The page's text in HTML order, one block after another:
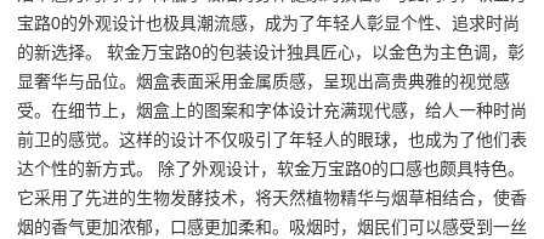
宝路0的外观设计也极具潮流感，成为了年轻人彰显个性、追求时尚
的新选择。 软金万宝路0的包装设计独具匠心，以金色为主色调，彰
显奢华与品位。烟盒表面采用金属质感，呈现出高贵典雅的视觉感
受。在细节上，烟盒上的图案和字体设计充满现代感，给人一种时尚
前卫的感觉。这样的设计不仅吸引了年轻人的眼球，也成为了他们表
达个性的新方式。 除了外观设计，软金万宝路0的口感也颇具特色。
它采用了先进的生物发酵技术，将天然植物精华与烟草相结合，使香
烟的香气更加浓郁，口感更加柔和。吸烟时，烟民们可以感受到一丝